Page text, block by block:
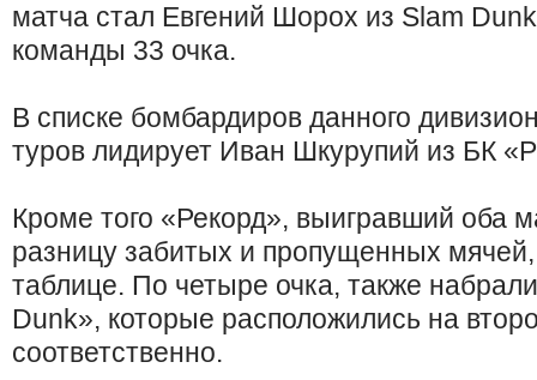
матча стал Евгений Шорох из Slam
команды 33 очка.
В списке бомбардиров данного
туров лидирует Иван Шкурупий из БК
Кроме того «Рекорд», выигравший оба
разницу забитых и пропущенных
таблице. По четыре очка, также
Dunk», которые расположились на
соответственно.